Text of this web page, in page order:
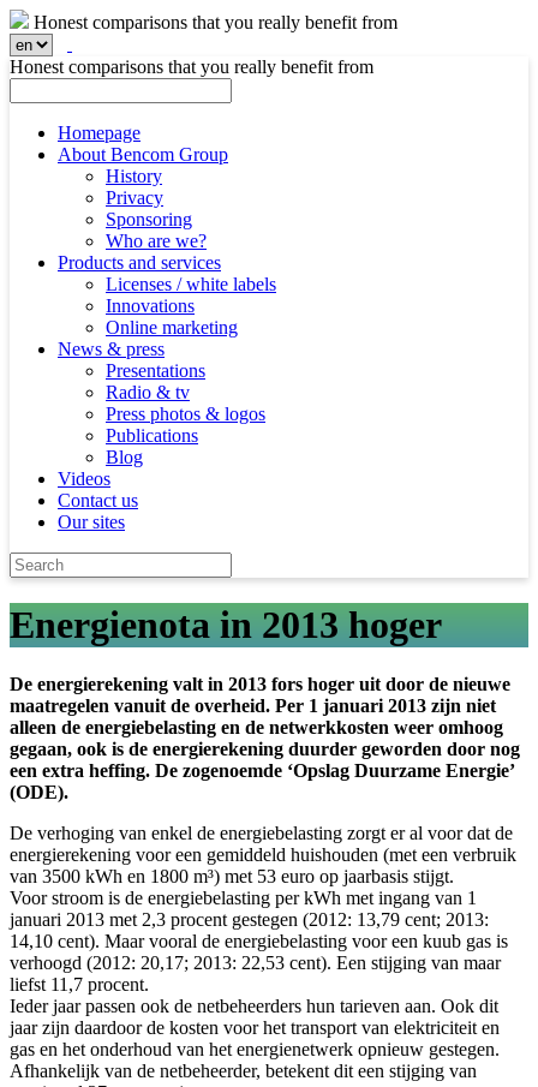
Honest comparisons that you really benefit from
Honest comparisons that you really benefit from
Homepage
About Bencom Group
History
Privacy
Sponsoring
Who are we?
Products and services
Licenses / white labels
Innovations
Online marketing
News & press
Presentations
Radio & tv
Press photos & logos
Publications
Blog
Videos
Contact us
Our sites
Energienota in 2013 hoger
De energierekening valt in 2013 fors hoger uit door de nieuwe
maatregelen vanuit de overheid. Per 1 januari 2013 zijn niet
alleen de energiebelasting en de netwerkkosten weer omhoog
gegaan, ook is de energierekening duurder geworden door nog
een extra heffing. De zogenoemde ‘Opslag Duurzame Energie’
(ODE).
De verhoging van enkel de energiebelasting zorgt er al voor dat de
energierekening voor een gemiddeld huishouden (met een verbruik
van 3500 kWh en 1800 m³) met 53 euro op jaarbasis stijgt.
Voor stroom is de energiebelasting per kWh met ingang van 1
januari 2013 met 2,3 procent gestegen (2012: 13,79 cent; 2013:
14,10 cent). Maar vooral de energiebelasting voor een kuub gas is
verhoogd (2012: 20,17; 2013: 22,53 cent). Een stijging van maar
liefst 11,7 procent.
Ieder jaar passen ook de netbeheerders hun tarieven aan. Ook dit
jaar zijn daardoor de kosten voor het transport van elektriciteit en
gas en het onderhoud van het energienetwerk opnieuw gestegen.
Afhankelijk van de netbeheerder, betekent dit een stijging van